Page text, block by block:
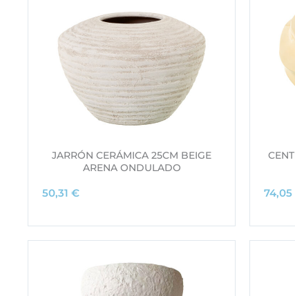
JARRÓN CERÁMICA 25CM BEIGE
ARENA ONDULADO
50,31 € 74,05